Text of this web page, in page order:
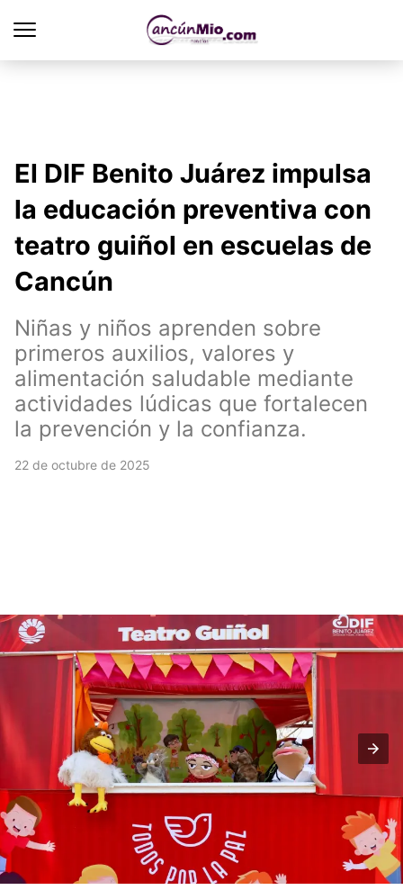
El DIF Benito Juárez impulsa
la educación preventiva con
teatro guiñol en escuelas de
Cancún
Niñas y niños aprenden sobre
primeros auxilios, valores y
alimentación saludable mediante
actividades lúdicas que fortalecen
la prevención y la confianza.
22 de octubre de 2025